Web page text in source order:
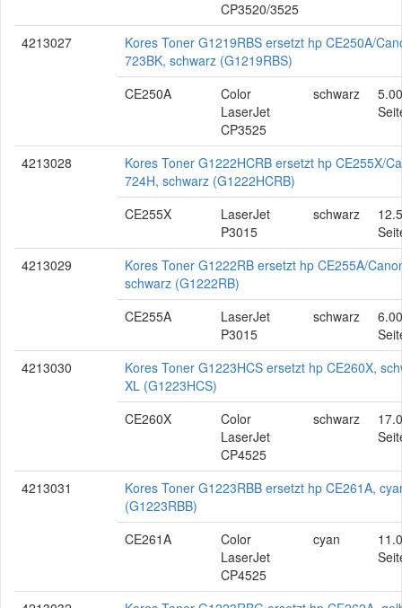
CP3520/3525
4213027
Kores Toner G1219RBS ersetzt hp CE250A/
723BK, schwarz (G1219RBS)
CE250A
Color
LaserJet
CP3525
schwarz
4213028
Kores Toner G1222HCRB ersetzt hp CE255X/
724H, schwarz (G1222HCRB)
CE255X
LaserJet
P3015
schwarz
4213029
Kores Toner G1222RB ersetzt hp CE255A/
schwarz (G1222RB)
CE255A
LaserJet
P3015
schwarz
4213030
Kores Toner G1223HCS ersetzt hp CE260X,
XL (G1223HCS)
CE260X
Color
LaserJet
CP4525
schwarz
4213031
Kores Toner G1223RBB ersetzt hp CE261A,
(G1223RBB)
CE261A
Color
LaserJet
CP4525
cyan